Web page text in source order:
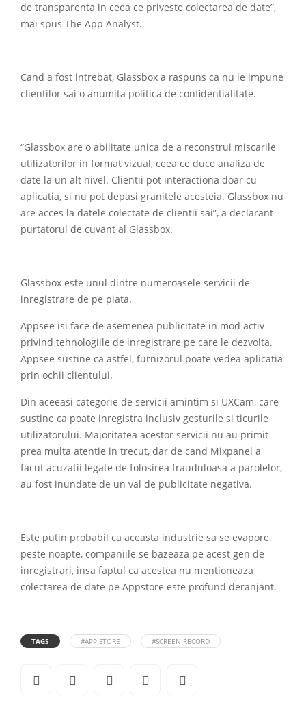
de transparenta in ceea ce priveste colectarea de date”,
mai spus The App Analyst.
Cand a fost intrebat, Glassbox a raspuns ca nu le impune
clientilor sai o anumita politica de confidentialitate.
“Glassbox are o abilitate unica de a reconstrui miscarile
utilizatorilor in format vizual, ceea ce duce analiza de
date la un alt nivel. Clientii pot interactiona doar cu
aplicatia, si nu pot depasi granitele acesteia. Glassbox nu
are acces la datele colectate de clientii sai”, a declarant
purtatorul de cuvant al Glassbox.
Glassbox este unul dintre numeroasele servicii de
inregistrare de pe piata.
Appsee isi face de asemenea publicitate in mod activ
privind tehnologiile de inregistrare pe care le dezvolta.
Appsee sustine ca astfel, furnizorul poate vedea aplicatia
prin ochii clientului.
Din aceeasi categorie de servicii amintim si UXCam, care
sustine ca poate inregistra inclusiv gesturile si ticurile
utilizatorului. Majoritatea acestor servicii nu au primit
prea multa atentie in trecut, dar de cand Mixpanel a
facut acuzatii legate de folosirea frauduloasa a parolelor,
au fost inundate de un val de publicitate negativa.
Este putin probabil ca aceasta industrie sa se evapore
peste noapte, companiile se bazeaza pe acest gen de
inregistrari, insa faptul ca acestea nu mentioneaza
colectarea de date pe Appstore este profund deranjant.
TAGS #APP STORE #SCREEN RECORD